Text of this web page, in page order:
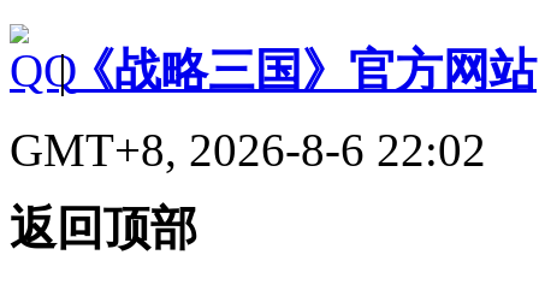
|《战略三国》官方网站
GMT+8, 2026-8-6 22:02
返回顶部